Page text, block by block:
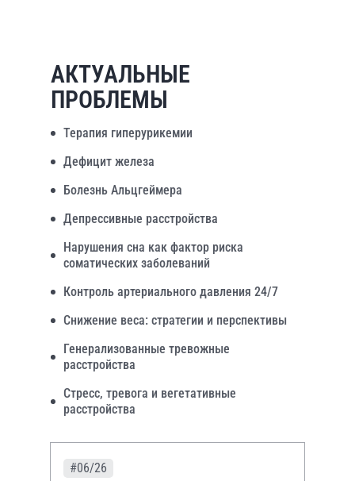
АКТУАЛЬНЫЕ
ПРОБЛЕМЫ
Терапия гиперурикемии
Дефицит железа
Болезнь Альцгеймера
Депрессивные расстройства
Нарушения сна как фактор риска
соматических заболеваний
Контроль артериального давления 24/7
Снижение веса: стратегии и перспективы
Генерализованные тревожные
расстройства
Стресс, тревога и вегетативные
расстройства
#06/26